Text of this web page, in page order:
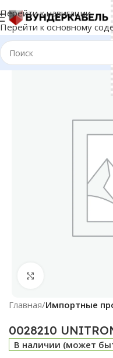
Перейти к навигации
Перейти к основному
Главная Импортные
0028210
В наличии (может